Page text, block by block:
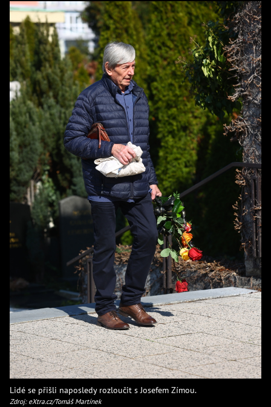
Lidé se přišli naposledy rozloučit s Josefem Zímou.
Zdroj: eXtra.cz/Tomáš Martínek